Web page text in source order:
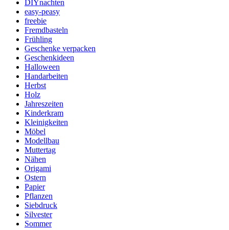
DIYnachten
easy-peasy
freebie
Fremdbasteln
Frühling
Geschenke verpacken
Geschenkideen
Halloween
Handarbeiten
Herbst
Holz
Jahreszeiten
Kinderkram
Kleinigkeiten
Möbel
Modellbau
Muttertag
Nähen
Origami
Ostern
Papier
Pflanzen
Siebdruck
Silvester
Sommer